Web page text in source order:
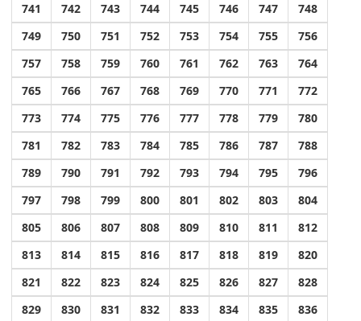
741
742 743 744 745 746 747
748
749
750 751 752 753 754 755
756
757
758 759 760 761 762 763
764
765
766 767 768 769 770 771
772
773
774 775 776 777 778 779
780
781
782 783 784 785 786 787
788
789
790 791 792 793 794 795
796
797
798 799 800 801 802 803
804
805
806 807 808 809 810 811
812
813
814 815 816 817 818 819
820
821
822 823 824 825 826 827
828
829
830 831 832 833 834 835
836